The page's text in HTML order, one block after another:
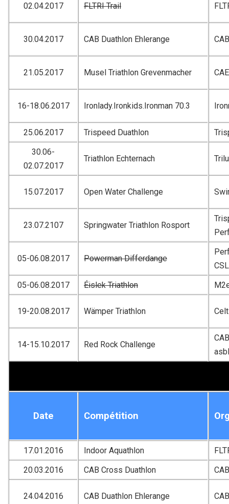
02.04.2017 FLTRI Trail
30.04.2017 CAB Duathlon Ehlerange CAB
21.05.2017 Musel Triathlon Grevenmacher
16-18.06.2017 Ironlady.Ironkids.Ironman 70.3
25.06.2017 Trispeed Duathlon
30.06-
02.07.2017
Triathlon Echternach
15.07.2017 Open Water Challenge
23.07.2107 Springwater Triathlon Rosport
05-06.08.2017 Powerman Differdange
CSL
05-06.08.2017
Éislek Triathlon
19-20.08.2017 Wämper Triathlon
14-15.10.2017 Red Rock Challenge
asbl
Date Compétition
17.01.2016 Indoor Aquathlon
20.03.2016
CAB Cross Duathlon CAB
24.04.2016 CAB Duathlon Ehlerange CAB